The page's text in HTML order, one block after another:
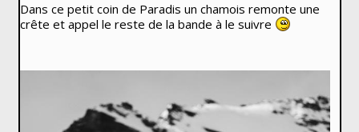
Dans ce petit coin de Paradis un chamois remonte une
crête et appel le reste de la bande à le suivre